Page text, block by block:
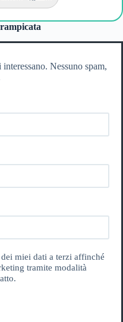
Nessuno spam,
miei dati a terzi affinché
tramite modalità